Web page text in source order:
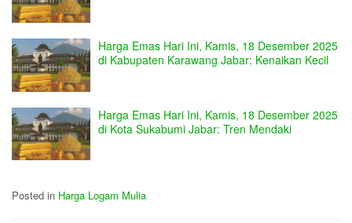
Harga Emas Hari Ini, Kamis, 18 Desember 2025
di Kabupaten Karawang Jabar: Kenaikan Kecil
Harga Emas Hari Ini, Kamis, 18 Desember 2025
di Kota Sukabumi Jabar: Tren Mendaki
Posted in Harga Logam Mulia